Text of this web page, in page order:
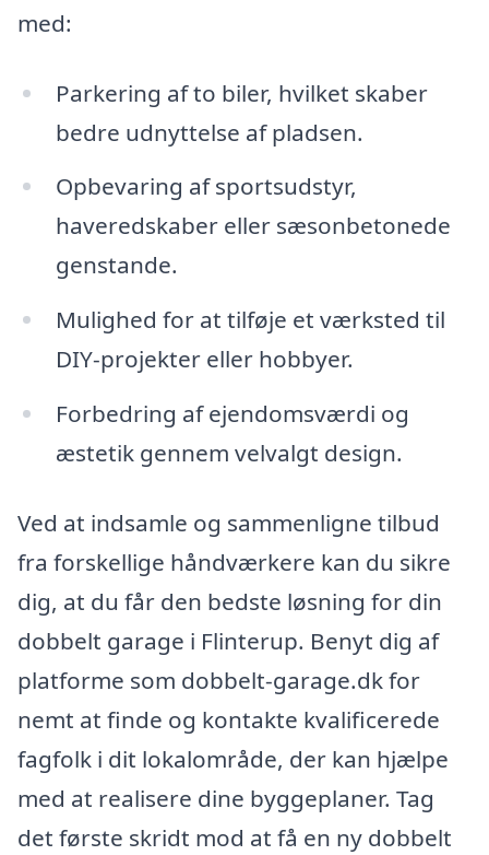
med:
Parkering af to biler, hvilket skaber
bedre udnyttelse af pladsen.
Opbevaring af sportsudstyr,
haveredskaber eller sæsonbetonede
genstande.
Mulighed for at tilføje et værksted til
DIY-projekter eller hobbyer.
Forbedring af ejendomsværdi og
æstetik gennem velvalgt design.
Ved at indsamle og sammenligne tilbud
fra forskellige håndværkere kan du sikre
dig, at du får den bedste løsning for din
dobbelt garage i Flinterup. Benyt dig af
platforme som dobbelt-garage.dk for
nemt at finde og kontakte kvalificerede
fagfolk i dit lokalområde, der kan hjælpe
med at realisere dine byggeplaner. Tag
det første skridt mod at få en ny dobbelt